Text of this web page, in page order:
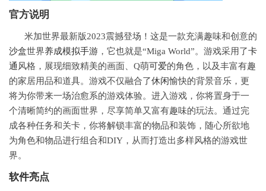
官方说明
米加世界最新版2023震撼登场！这是一款充满趣味和创意的
沙盒世界养成模拟手游 ，它也就是“Miga World”。游戏采用了卡
通 风格，展现细致精美的画面、Q萌可爱的角色，以及丰富有趣
的家居用品和道具。游戏不仅融合了休闲愉快的背景音乐，更
将为你带来一场治愈系的游戏体验。进入游戏，你将置身于一
个清晰简约的画面世界，尽享简单又富有趣味的玩法。通过完
成各种任务和关卡，你将解锁丰富的物品和装饰，随心所欲地
为角色和物品进行组合和DIY，从而打造出多样风格的游戏世
界。
软件亮点